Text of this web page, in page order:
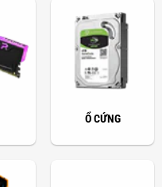
Ổ CỨNG